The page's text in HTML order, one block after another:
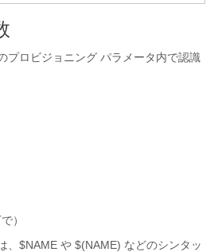
プロビジョニング パラメータ内で認識
）
、$NAME や $(NAME) などのシンタッ